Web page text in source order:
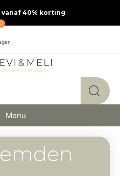
vanaf 40% korting
0